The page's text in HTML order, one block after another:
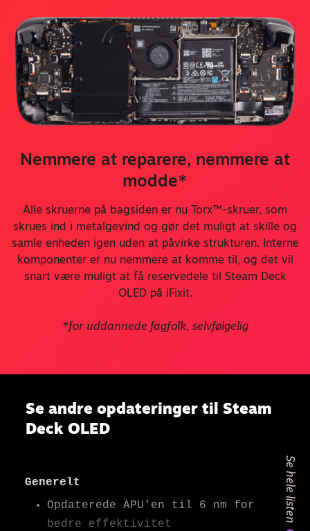
Nemmere at reparere, nemmere at
modde*
Alle skruerne på bagsiden er nu Torx™-skruer, som
skrues ind i metalgevind og gør det muligt at skille og
samle enheden igen uden at påvirke strukturen. Interne
komponenter er nu nemmere at komme til, og det vil
snart være muligt at få reservedele til Steam Deck
OLED på iFixit.
*for uddannede fagfolk, selvfølgelig
Se hele listen
Se andre opdateringer til Steam
Deck OLED
Opdaterede APU'en til 6 nm for
bedre effektivitet